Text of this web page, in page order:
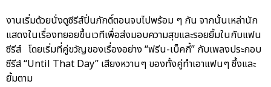
งานเริ่มด้วยนั่งดูซีรีส์ปิ่นภักดิ์ตอนจบไปพร้อม ๆ กัน จากนั้นเหล่านัก
แสดงในเรื่องทยอยขึ้นเวทีเพื่อส่งมอบความสุขและรอยยิ้มในกับแฟน
ซีรีส์ โดยเริ่มที่คู่ขวัญของเรื่องอย่าง “ฟรีน-เบ็คกี้” กับเพลงประกอบ
ซีรีส์ “Until That Day” เสียงหวานๆ ของทั้งคู่ทำเอาแฟนๆ ซึ้งและ
ยิ้มตาม